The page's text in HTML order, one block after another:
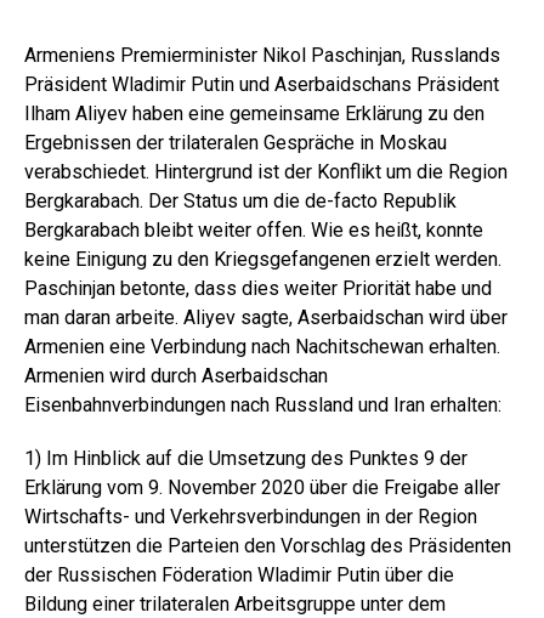
Armeniens Premierminister Nikol Paschinjan, Russlands
Präsident Wladimir Putin und Aserbaidschans Präsident
Ilham Aliyev haben eine gemeinsame Erklärung zu den
Ergebnissen der trilateralen Gespräche in Moskau
verabschiedet. Hintergrund ist der Konflikt um die Region
Bergkarabach. Der Status um die de-facto Republik
Bergkarabach bleibt weiter offen. Wie es heißt, konnte
keine Einigung zu den Kriegsgefangenen erzielt werden.
Paschinjan betonte, dass dies weiter Priorität habe und
man daran arbeite. Aliyev sagte, Aserbaidschan wird über
Armenien eine Verbindung nach Nachitschewan erhalten.
Armenien wird durch Aserbaidschan
Eisenbahnverbindungen nach Russland und Iran erhalten:
1) Im Hinblick auf die Umsetzung des Punktes 9 der
Erklärung vom 9. November 2020 über die Freigabe aller
Wirtschafts- und Verkehrsverbindungen in der Region
unterstützen die Parteien den Vorschlag des Präsidenten
der Russischen Föderation Wladimir Putin über die
Bildung einer trilateralen Arbeitsgruppe unter dem